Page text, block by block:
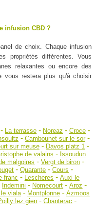
infusion CBD ?
de choix. Chaque infusion
propriétés différentes. Vous
relaxantes ou encore des
vous restera plus qu'à choisir
La terrasse- Noreaz - Croce-
- Cambounet sur le sor-
sur meuse- Davos platz 1 -
de valains - Issoudun
malgoires - Vergt de biron-
-Quarante -Cours -
franc - Lescheres -Auxi le
Indemini - Nomecourt -Aroz -
viala- Montplonne- Azmoos
lez gien -Chanterac -